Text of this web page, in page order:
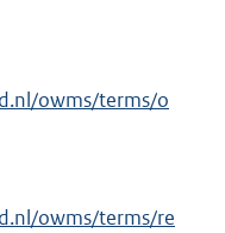
owms/terms/o
owms/terms/re